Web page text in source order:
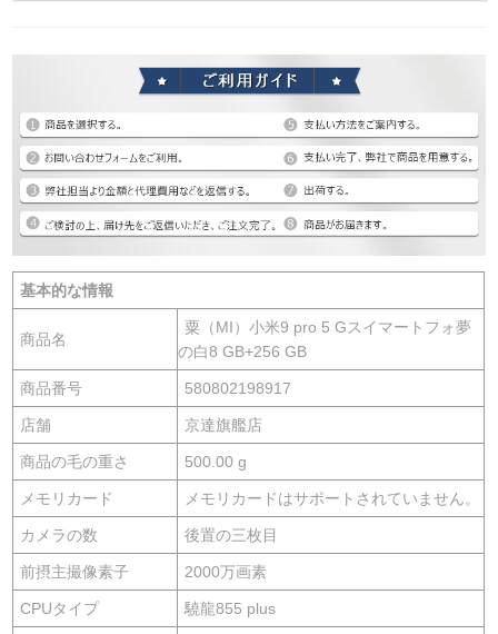
基本的な情報
商品名
粟（MI）小米9 pro 5 Gスイマートフォ夢
の白8 GB+256 GB
商品番号 580802198917
店舗 京達旗艦店
商品の毛の重さ 500.00 g
メモリカード メモリカードはサポートされていません。
カメラの数 後置の三枚目
前摂主撮像素子 2000万画素
CPUタイプ 驍龍855 plus